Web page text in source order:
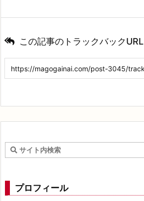
この記事のトラックバックURL
プロフィール